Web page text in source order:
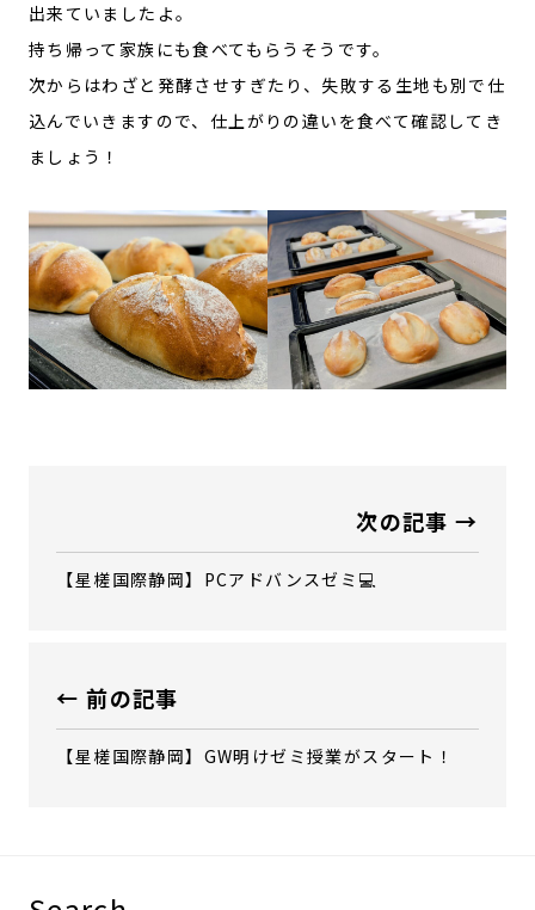
出来ていましたよ。
持ち帰って家族にも食べてもらうそうです。
次からはわざと発酵させすぎたり、失敗する生地も別で仕
込んでいきますので、仕上がりの違いを食べて確認してき
ましょう！
次の記事 →
【星槎国際静岡】PCアドバンスゼミ💻
← 前の記事
【星槎国際静岡】GW明けゼミ授業がスタート！